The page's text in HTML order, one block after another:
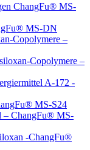
ChangFu® MS-
MS-DN
Copolymere –
Copolymere –
A-172 -
MS-S24
– ChangFu® MS-
-ChangFu®